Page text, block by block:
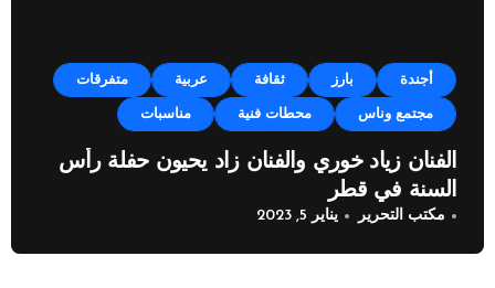
أجندة بارز ثقافة عربية متفرقات
مجتمع وناس محطات فنية مناسبات
الفنان زياد خوري والفنان زاد يحيون حفلة رأس
السنة في قطر
مكتب التحرير يناير 5, 2023